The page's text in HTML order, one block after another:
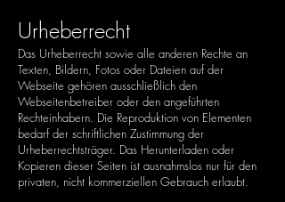
Urheberrecht
Das Urheberrecht sowie alle anderen Rechte an
Texten, Bildern, Fotos oder Dateien auf der
Webseite gehören ausschließlich den
Webseitenbetreiber oder den angeführten
Rechteinhabern. Die Reproduktion von Elementen
bedarf der schriftlichen Zustimmung der
Urheberrechtsträger. Das Herunterladen oder
Kopieren dieser Seiten ist ausnahmslos nur für den
privaten, nicht kommerziellen Gebrauch erlaubt.